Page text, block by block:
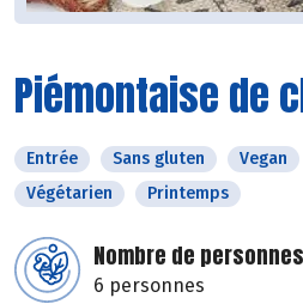
Piémontaise de
Entrée Sans gluten Vegan
Végétarien
Printemps
Nombre de personnes
6 personnes